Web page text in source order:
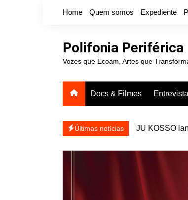
Home Quem somos Expediente
Polifonia Periférica
Vozes que Ecoam, Artes que
Docs & Filmes
Últimas notícias
JU KOSSO
Projota